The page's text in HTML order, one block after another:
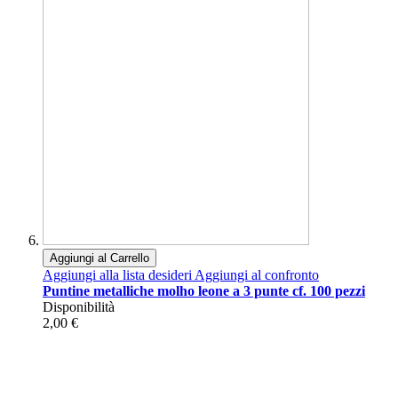
Aggiungi al Carrello
Aggiungi alla lista desideriAggiungi al confronto
Puntine metalliche molho leone a 3 punte cf. 100 pezzi
Disponibilità
2,00 €